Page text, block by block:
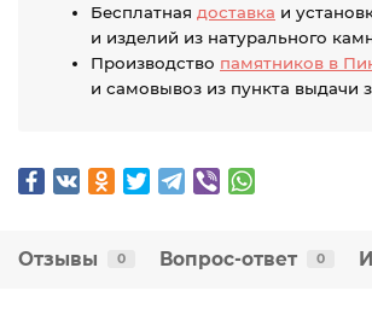
Бесплатная доставка и
и изделий из натурального
Производство памятников в
и самовывоз из пункта выдачи
Отзывы 0 Вопрос-ответ 0